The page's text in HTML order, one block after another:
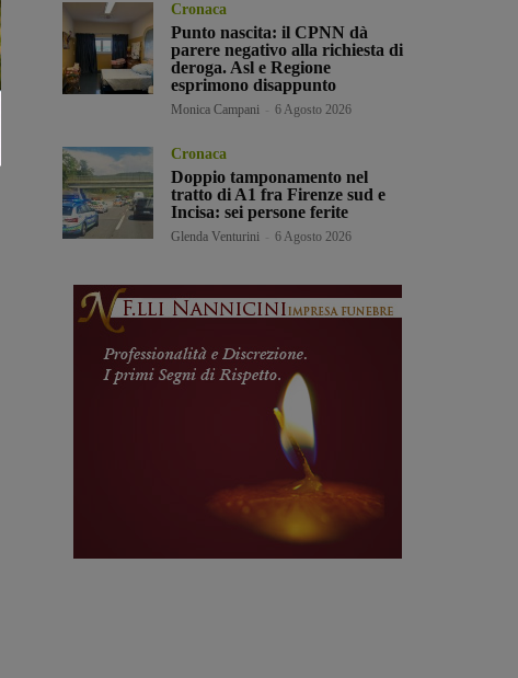
Cronaca
Punto nascita: il CPNN dà
parere negativo alla richiesta di
deroga. Asl e Regione
esprimono disappunto
Monica Campani 6 Agosto 2026
Cronaca
Doppio tamponamento nel
tratto di A1 fra Firenze sud e
Incisa: sei persone ferite
Glenda Venturini 6 Agosto 2026